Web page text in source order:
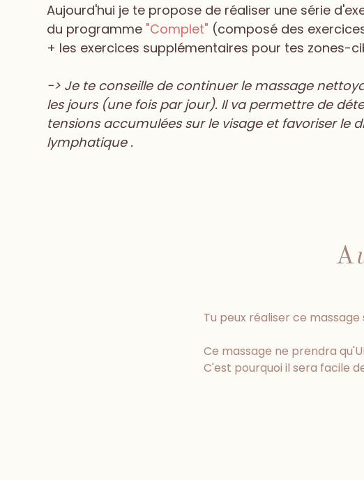
Aujourd'hui je te propose de réaliser une série
du programme "Complet" (composé des
+ les exercices supplémentaires pour tes zones-
-> Je te conseille de continuer le massage
les jours (une fois par jour). Il va permettre de
tensions accumulées sur le visage et favoriser le
lymphatique .
A
Tu peux réaliser ce
Ce massage ne prendra
C'est pourquoi il sera facile